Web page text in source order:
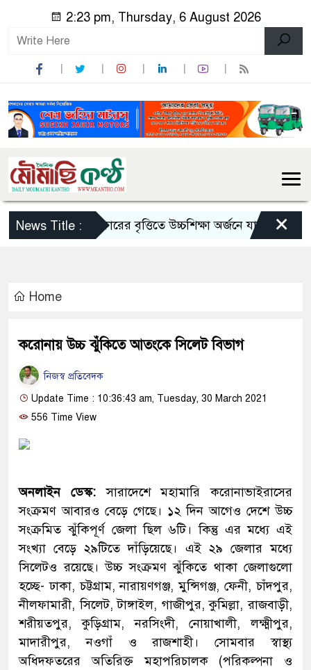
2:23 pm, Thursday, 6 August 2026
News Title :
ভারত সরকারের বৃত্তিতে উচ্চশিক্ষা অর্জনে যাচ্ছেন ৫৪১×
Home
করোনায় উচ্চ ঝুঁকিতে আতংকে সিলেট বিভাগ
নিজস্ব প্রতিবেদক
Update Time : 10:36:43 am, Tuesday, 30 March 2021
556 Time View
অনলাইন ডেস্ক:সারাদেশে মহামারি করোনাভাইরাসের
সংক্রমণ আবারও বেড়ে গেছে। ১২ দিন আগেও দেশে উচ্চ
সংক্রমিত ঝুঁকিপূর্ণ জেলা ছিল ৬টি। কিন্তু এর মধ্যে এই
সংখ্যা বেড়ে ২৯টিতে দাঁড়িয়েছে। এই ২৯ জেলার মধ্যে
সিলেটও রয়েছে। উচ্চ সংক্রমণ ঝুঁকিতে থাকা জেলাগুলো
হচ্ছে- ঢাকা, চট্টগ্রাম, নারায়ণগঞ্জ, মুন্সিগঞ্জ, ফেনী, চাঁদপুর,
নীলফামারী, সিলেট, টাঙ্গাইল, গাজীপুর, কুমিল্লা, রাজবাড়ী,
শরীয়তপুর, কুড়িগ্রাম, নরসিংদী, নোয়াখালী, লক্ষ্মীপুর,
মাদারীপুর, নওগাঁ ও রাজশাহী। সোমবার স্বাস্থ্য
অধিদফতরের অতিরিক্ত মহাপরিচালক (পরিকল্পনা ও